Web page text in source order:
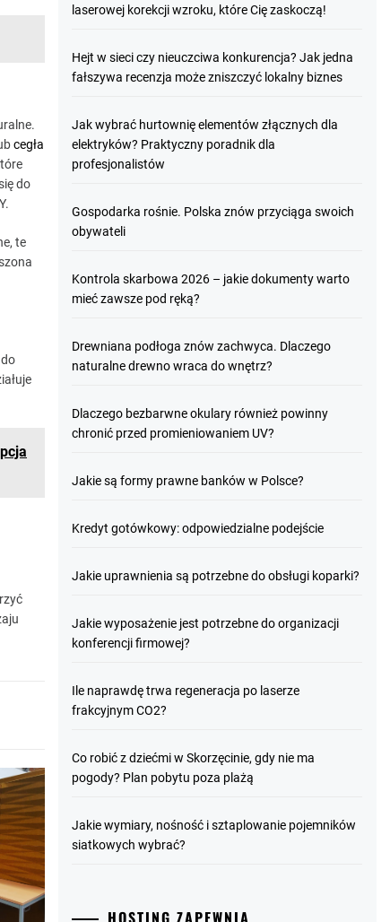
cegła
do
te
laserowej korekcji wzroku, które Cię zaskoczą!
Hejt w sieci czy nieuczciwa konkurencja? Jak jedna
fałszywa recenzja może zniszczyć lokalny biznes
Jak wybrać hurtownię elementów złącznych dla
elektryków? Praktyczny poradnik dla
profesjonalistów
Gospodarka rośnie. Polska znów przyciąga swoich
obywateli
Kontrola skarbowa 2026 – jakie dokumenty warto
mieć zawsze pod ręką?
Drewniana podłoga znów zachwyca. Dlaczego
naturalne drewno wraca do wnętrz?
Dlaczego bezbarwne okulary również powinny
chronić przed promieniowaniem UV?
Jakie są formy prawne banków w Polsce?
Kredyt gotówkowy: odpowiedzialne podejście
Jakie uprawnienia są potrzebne do obsługi koparki?
Jakie wyposażenie jest potrzebne do organizacji
konferencji firmowej?
Ile naprawdę trwa regeneracja po laserze
frakcyjnym CO2?
Co robić z dziećmi w Skorzęcinie, gdy nie ma
pogody? Plan pobytu poza plażą
Jakie wymiary, nośność i sztaplowanie pojemników
siatkowych wybrać?
HOSTING ZAPEWNIA